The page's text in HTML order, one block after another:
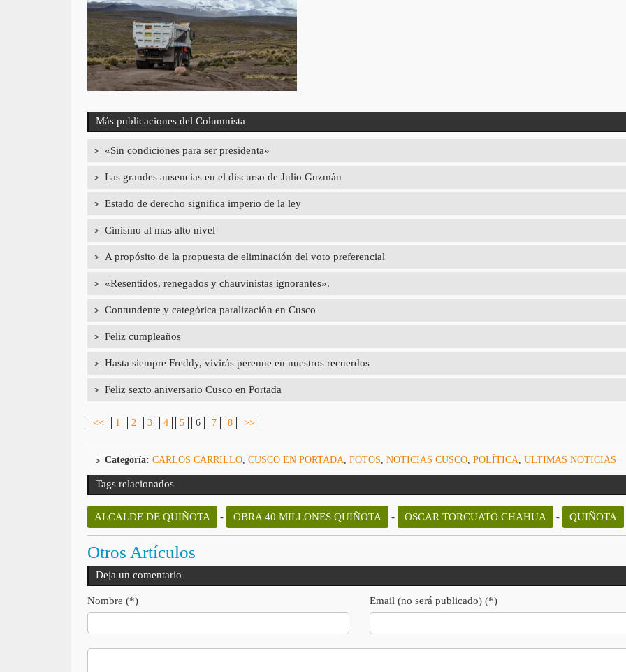
Más publicaciones del Columnista
«Sin condiciones para ser presidenta»
Las grandes ausencias en el discurso de Julio Guzmán
Estado de derecho significa imperio de la ley
Cinismo al mas alto nivel
A propósito de la propuesta de eliminación del voto preferencial
«Resentidos, renegados y chauvinistas ignorantes».
Contundente y categórica paralización en Cusco
Feliz cumpleaños
Hasta siempre Freddy, vivirás perenne en nuestros recuerdos
Feliz sexto aniversario Cusco en Portada
<< 1 2 3 4 5 6 7 8 >>
Categoría: CARLOS CARRILLO, CUSCO EN PORTADA FOTOS NOTICIAS CUSCO, POLÍTICA ULTIMAS NOTICIAS
Tags relacionados
ALCALDE DE QUIÑOTA - OBRA 40 MILLONES QUIÑOTA - OSCAR TORCUATO CHAHUA - QUIÑOTA
Otros Artículos
Deja un comentario
Nombre (*) Email (no será publicado) (*)